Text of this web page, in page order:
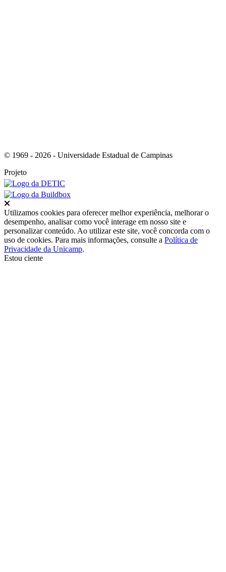
© 1969 - 2026 - Universidade Estadual de Campinas
Projeto
Utilizamos cookies para oferecer melhor experiência, melhorar o
desempenho, analisar como você interage em nosso site e
personalizar conteúdo. Ao utilizar este site, você concorda com o
uso de cookies. Para mais informações, consulte a Política de
Privacidade da Unicamp.
Estou ciente